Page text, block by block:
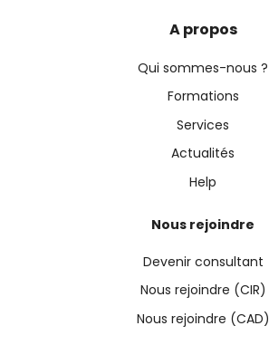
A propos
Qui sommes-nous ?
Formations
Services
Actualités
Help
Nous rejoindre
Devenir consultant
Nous rejoindre (CIR)
Nous rejoindre (CAD)